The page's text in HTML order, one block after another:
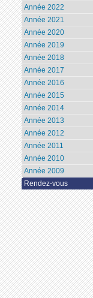
Année 2022
Année 2021
Année 2020
Année 2019
Année 2018
Année 2017
Année 2016
Année 2015
Année 2014
Année 2013
Année 2012
Année 2011
Année 2010
Année 2009
Rendez-vous